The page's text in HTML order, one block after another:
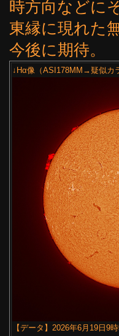
時方向などに
東縁に現れた
今後に期待。
↓Hα像（ASI178MM→疑似カ
【データ】2026年6月19日9